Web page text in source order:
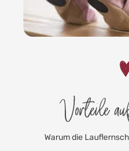
Vorteile
Warum die